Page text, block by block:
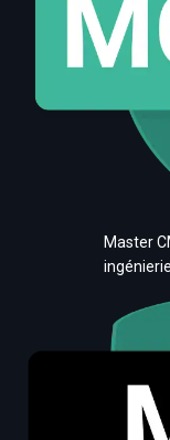
Master